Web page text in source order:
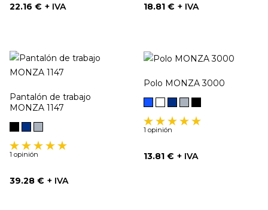
Precio
22.16 € + IVA Precio
18.81 € + IVA
Pantalón de trabajo
MONZA 1147
Negro
Marino
Gris
1 opinión
Precio
39.28 € + IVA
Polo MONZA 3000
1 opinión
Precio
13.81 € + IVA